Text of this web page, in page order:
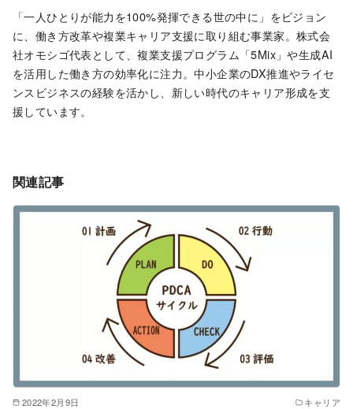
「一人ひとりが能力を100%発揮できる世の中に」をビジョン
に、働き方改革や複業キャリア支援に取り組む事業家。株式会
社オモシゴ代表として、複業支援プログラム「5Mix」や生成AI
を活用した働き方の効率化に注力。中小企業のDX推進やライセ
ンスビジネスの経験を活かし、新しい時代のキャリア形成を支
援しています。
関連記事
2022年2月9日 キャリア